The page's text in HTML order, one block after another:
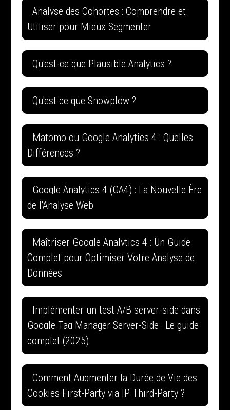
Analyse des Cohortes : Comprendre et
Utiliser pour Mieux Segmenter
Qu'est-ce que Plausible Analytics ?
Qu'est ce que Snowplow ?
Matomo ou Google Analytics 4 : Quelles
Différences ?
Google Analytics 4 (GA4) : La Nouvelle Ère
de l'Analyse Web
Maîtriser Google Analytics 4 : Un Guide
Complet pour Optimiser Votre Analyse de
Données
Implémenter un test A/B server-side dans
Google Tag Manager Server-Side : Le guide
complet (2025)
Comment Augmenter la Durée de Vie des
Cookies First-Party via IP Third-Party ?